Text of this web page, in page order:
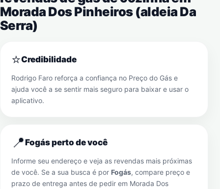
Morada Dos Pinheiros (aldeia Da
Serra)
⭐Credibilidade
Rodrigo Faro reforça a confiança no Preço do Gás e
ajuda você a se sentir mais seguro para baixar e usar o
aplicativo.
📍Fogás perto de você
Informe seu endereço e veja as revendas mais próximas
de você. Se a sua busca é por Fogás, compare preço e
prazo de entrega antes de pedir em Morada Dos